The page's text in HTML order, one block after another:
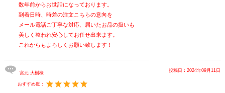
数年前からお世話になっております。
到着日時、時差の注文こちらの意向を
メール電話ご丁寧な対応、届いたお品の扱いも
美しく整われ安心してお任せ出来ます。
これからもよろしくお願い致します！
宮元 大樹様 投稿日： 2024年09月11日
おすすめ度：